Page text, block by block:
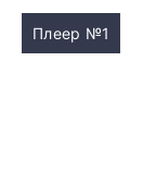
Плеер №1